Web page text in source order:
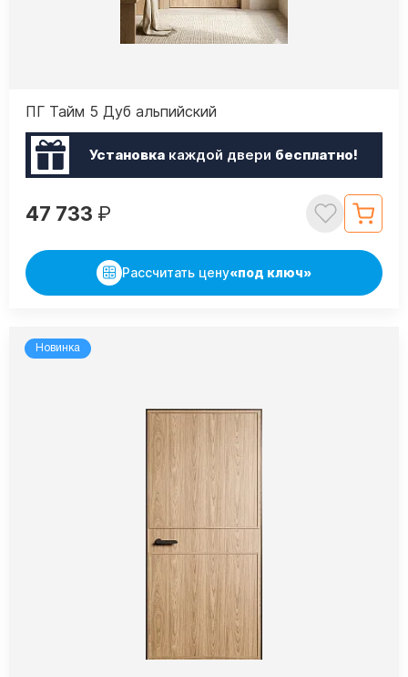
ПГ Тайм 5 Дуб альпийский
Установкакаждой двери бесплатно!
47 733 ₽
Рассчитать цену«под ключ»
Новинка